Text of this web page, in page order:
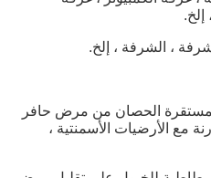
الحصان من مرض حافر
مع الأرضيات الأسمنتية ،